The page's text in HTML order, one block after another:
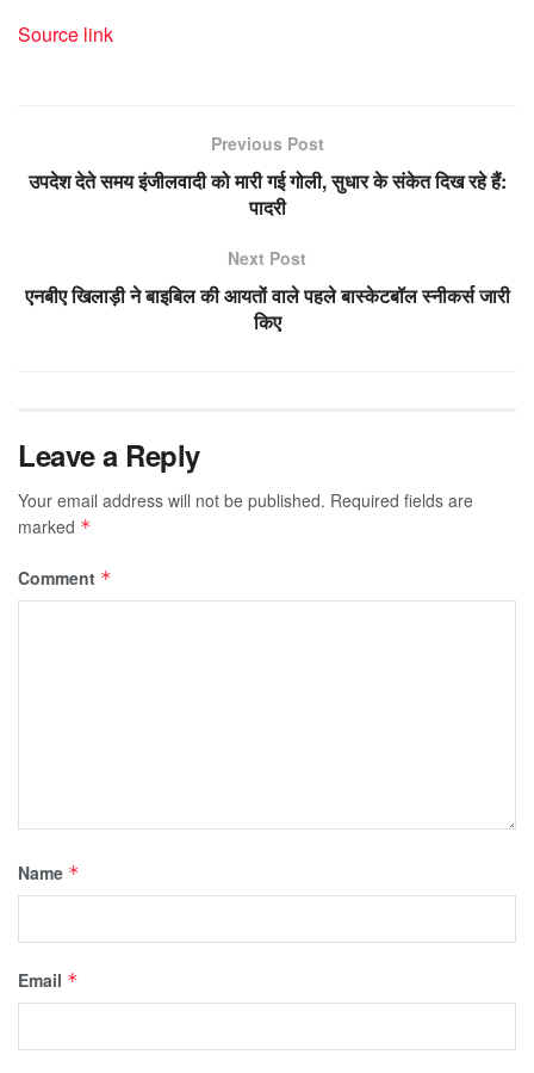
Source link
Previous Post
उपदेश देते समय इंजीलवादी को मारी गई गोली, सुधार के संकेत दिख रहे हैं:
पादरी
Next Post
एनबीए खिलाड़ी ने बाइबिल की आयतों वाले पहले बास्केटबॉल स्नीकर्स जारी
किए
Leave a Reply
Your email address will not be published. Required fields are
marked *
Comment *
Name *
Email *